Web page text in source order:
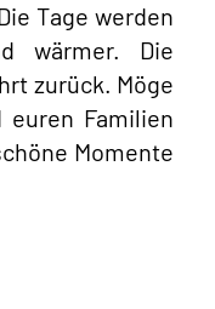
Tage werden
wärmer. Die
zurück. Möge
Familien
Momente